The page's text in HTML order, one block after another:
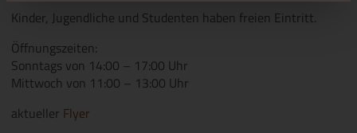
Kinder, Jugendliche und Studenten haben freien Eintritt.
Öffnungszeiten:
Sonntags von 14:00 – 17:00 Uhr
Mittwoch von 11:00 – 13:00 Uhr
aktueller Flyer